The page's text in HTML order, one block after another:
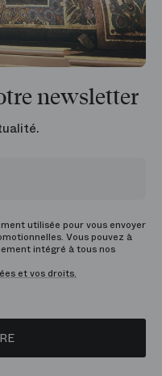
newsletter
utilisée pour vous envoyer
Vous pouvez à
intégré à tous nos
et vos droits.